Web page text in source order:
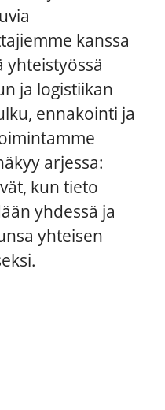
kanssa
yhteistyössä
ja logistiikan
ennakointi ja
arjessa:
kun tieto
yhdessä ja
yhteisen